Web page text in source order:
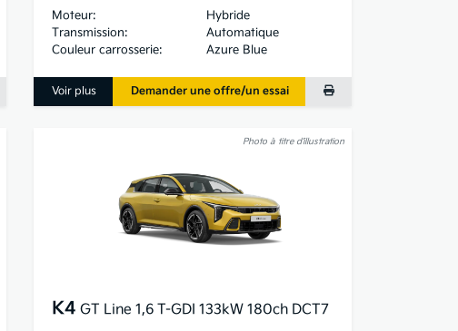
Moteur:
Hybride
Transmission:
Automatique
Couleur carrosserie:
Azure Blue
Voir plus Demander une offre/un essai
Photo à titre d’illustration
K4 GT Line 1,6 T-GDI 133kW 180ch DCT7